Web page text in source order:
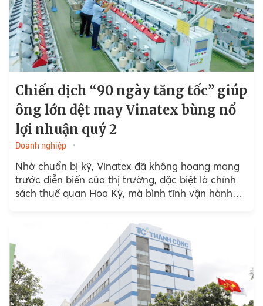
Chiến dịch “90 ngày tăng tốc” giúp
ông lớn dệt may Vinatex bùng nổ
lợi nhuận quý 2
Doanh nghiệp
Nhờ chuẩn bị kỹ, Vinatex đã không hoang mang
trước diễn biến của thị trường, đặc biệt là chính
sách thuế quan Hoa Kỳ, mà bình tĩnh vận hành